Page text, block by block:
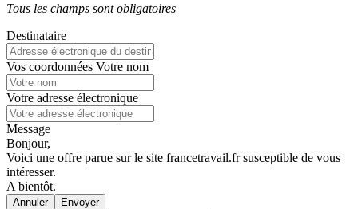
Tous les champs sont obligatoires
Destinataire
Vos coordonnées Votre nom
Votre adresse électronique
Message
Bonjour,
Voici une offre parue sur le site francetravail.fr susceptible de vous
intéresser.
A bientôt.
Annuler